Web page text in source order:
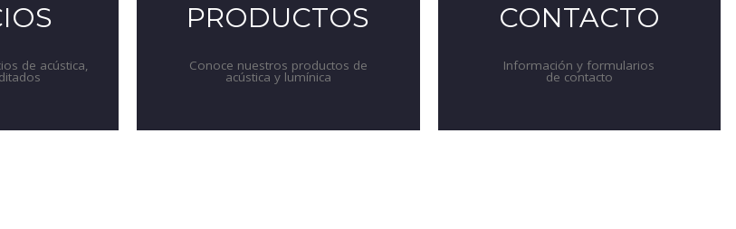
de acústica,
PRODUCTOS
Conoce nuestros productos de
acústica y lumínica
CONTACTO
Información y formularios
de contacto